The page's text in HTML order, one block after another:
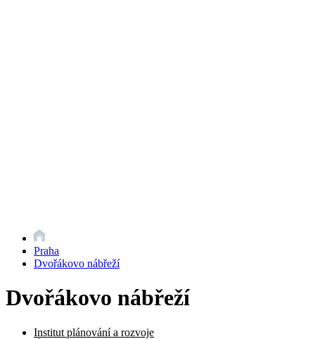
Praha
Dvořákovo nábřeží
Dvořákovo nábřeží
Institut plánování a rozvoje